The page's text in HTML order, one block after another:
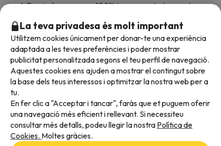
A Esquiades.com som 100% transparents. Les nostres
opinió, totes les enquestes que rebem i que publiquem a la
web són de clients reals.
Confia en nosaltres|Hem portat de viatge més de
700.000 persones a la neu.
Acceptem
La teva privadesa és molt important
Utilitzem cookies únicament per donar-te una experiència
adaptada a les teves preferències i poder mostrar
publicitat personalitzada segons el teu perfil de navegació.
Aquestes cookies ens ajuden a mostrar el contingut sobre
la base dels teus interessos i optimitzar la nostra web per a
tu.
En fer clic a "Acceptar i tancar", faràs que et puguem oferir
una navegació més eficient i rellevant. Si necessiteu
consultar més detalls, podeu llegir la nostra Política de
Cookies. Moltes gràcies.